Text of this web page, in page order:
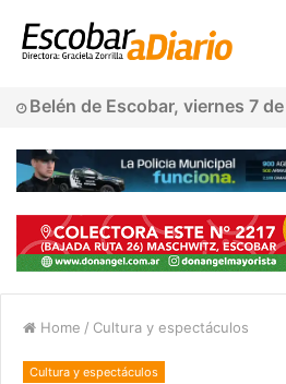
Belén de Escobar, viernes 7
Home / Cultura y espectáculos
Cultura y espectáculos